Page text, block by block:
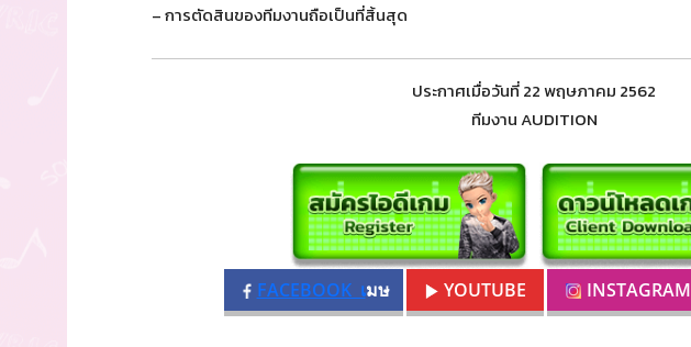
– การตัดสินของทีมงานถือเป็นที่สิ้นสุด
ประกาศเมื่อวันที่ 22 พฤษภาคม 2562
ทีมงาน AUDITION
FACEBOOK เมษ YOUTUBE INSTAGRAM